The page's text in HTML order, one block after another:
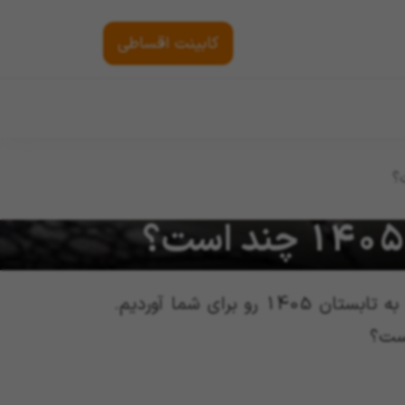
کابینت اقساطی
مربوط به تابستان 1405 رو برای شما آوردیم.